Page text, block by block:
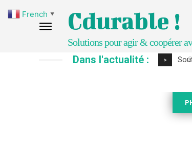
Cdurable !
Solutions pour agir & coopérer
Dans l'actualité : >
French ▼